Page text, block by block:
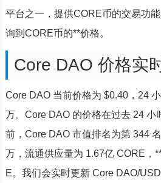
平台之一，提供CORE币的交易功
询到CORE币的**价格。
Core DAO 价格实
Core DAO 当前价格为 $0.40，24
万。Core DAO 的价格在过去 24 小
前，Core DAO 市值排名为第 344
万，流通供应量为 1.67亿 CORE，
E。我们会实时更新 Core DAO/USD